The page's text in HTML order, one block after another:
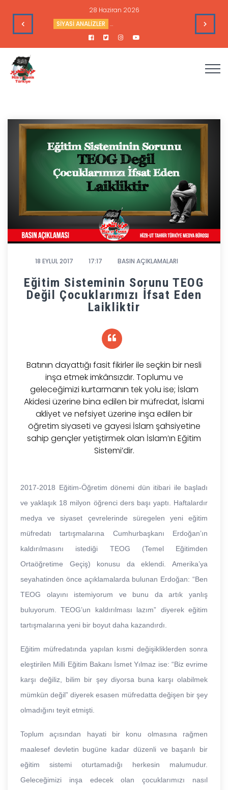
16 Haziran 2026
HAFTALIK GÜNDEM DEĞERLENDİRME Haftalık
18 EYLUL 2017 17:17 BASIN AÇIKLAMALARI
Eğitim Sisteminin Sorunu TEOG
Değil Çocuklarımızı İfsat Eden
Laikliktir
Batının dayattığı fasit fikirler ile seçkin bir nesli
inşa etmek imkânsızdır. Toplumu ve
geleceğimizi kurtarmanın tek yolu ise; İslam
Akidesi üzerine bina edilen bir müfredat, İslami
akliyet ve nefsiyet üzerine inşa edilen bir
öğretim siyaseti ve gayesi İslam şahsiyetine
sahip gençler yetiştirmek olan İslam’ın Eğitim
Sistemi’dir.
2017-2018 Eğitim-Öğretim dönemi dün itibari ile başladı
ve yaklaşık 18 milyon öğrenci ders başı yaptı. Haftalardır
medya ve siyaset çevrelerinde süregelen yeni eğitim
müfredatı tartışmalarına Cumhurbaşkanı Erdoğan’ın
kaldırılmasını istediği TEOG (Temel Eğitimden
Ortaöğretime Geçiş) konusu da eklendi. Amerika’ya
seyahatinden önce açıklamalarda bulunan Erdoğan: “Ben
TEOG olayını istemiyorum ve bunu da artık yanlış
buluyorum. TEOG’un kaldırılması lazım” diyerek eğitim
tartışmalarına yeni bir boyut daha kazandırdı.
Eğitim müfredatında yapılan kısmi değişikliklerden sonra
eleştirilen Milli Eğitim Bakanı İsmet Yılmaz ise: “Biz evrime
karşı değiliz, bilim bir şey diyorsa buna karşı olabilmek
mümkün değil” diyerek esasen müfredatta değişen bir şey
olmadığını teyit etmişti.
Toplum açısından hayati bir konu olmasına rağmen
maalesef devletin bugüne kadar düzenli ve başarılı bir
eğitim sistemi oturtamadığı herkesin malumudur.
Geleceğimizi inşa edecek olan çocuklarımızı nasıl